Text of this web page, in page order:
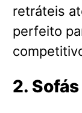
retráteis
perfeito
2. Sofás